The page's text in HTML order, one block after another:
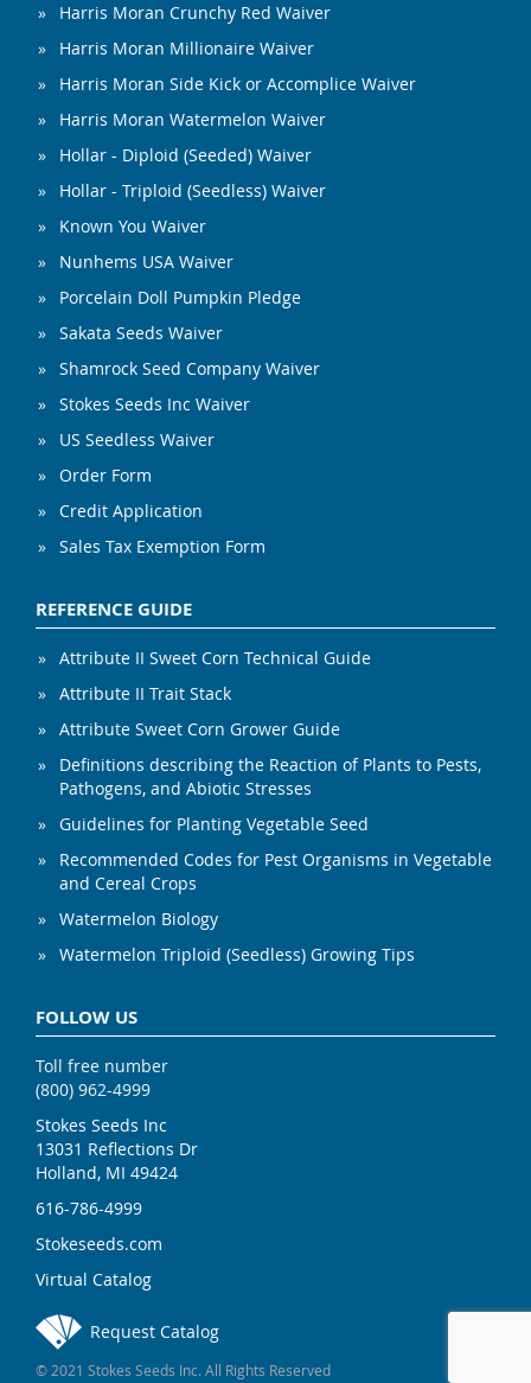
Harris Moran Crunchy Red Waiver
Harris Moran Millionaire Waiver
Harris Moran Side Kick or Accomplice Waiver
Harris Moran Watermelon Waiver
Hollar - Diploid (Seeded) Waiver
Hollar - Triploid (Seedless) Waiver
Known You Waiver
Nunhems USA Waiver
Porcelain Doll Pumpkin Pledge
Sakata Seeds Waiver
Shamrock Seed Company Waiver
Stokes Seeds Inc Waiver
US Seedless Waiver
Order Form
Credit Application
Sales Tax Exemption Form
REFERENCE GUIDE
Attribute II Sweet Corn Technical Guide
Attribute II Trait Stack
Attribute Sweet Corn Grower Guide
Definitions describing the Reaction of Plants to Pests,
Pathogens, and Abiotic Stresses
Guidelines for Planting Vegetable Seed
Recommended Codes for Pest Organisms in Vegetable
and Cereal Crops
Watermelon Biology
Watermelon Triploid (Seedless) Growing Tips
FOLLOW US
Toll free number
(800) 962-4999
Stokes Seeds Inc
13031 Reflections Dr
Holland, MI 49424
616-786-4999
Stokeseeds.com
Virtual Catalog
Request Catalog
© 2021 Stokes Seeds Inc. All Rights Reserved